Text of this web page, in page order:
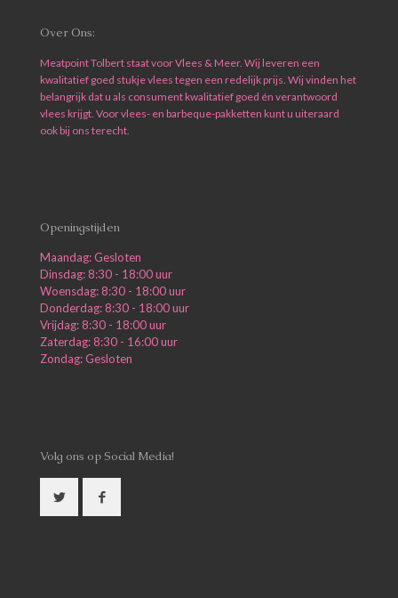
Over Ons:
Meatpoint Tolbert staat voor Vlees & Meer. Wij leveren een
kwalitatief goed stukje vlees tegen een redelijk prijs. Wij vinden het
belangrijk dat u als consument kwalitatief goed én verantwoord
vlees krijgt. Voor vlees- en barbeque-pakketten kunt u uiteraard
ook bij ons terecht.
Openingstijden
Maandag: Gesloten
Dinsdag: 8:30 - 18:00 uur
Woensdag: 8:30 - 18:00 uur
Donderdag: 8:30 - 18:00 uur
Vrijdag: 8:30 - 18:00 uur
Zaterdag: 8:30 - 16:00 uur
Zondag: Gesloten
Volg ons op Social Media!